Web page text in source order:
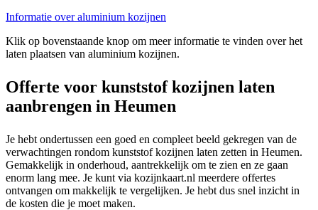
Informatie over aluminium kozijnen
Klik op bovenstaande knop om meer informatie te vinden over het
laten plaatsen van aluminium kozijnen.
Offerte voor kunststof kozijnen laten
aanbrengen in Heumen
Je hebt ondertussen een goed en compleet beeld gekregen van de
verwachtingen rondom kunststof kozijnen laten zetten in Heumen.
Gemakkelijk in onderhoud, aantrekkelijk om te zien en ze gaan
enorm lang mee. Je kunt via kozijnkaart.nl meerdere offertes
ontvangen om makkelijk te vergelijken. Je hebt dus snel inzicht in
de kosten die je moet maken.